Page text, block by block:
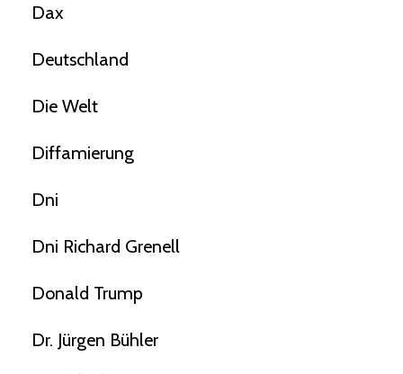
Dax
Deutschland
Die Welt
Diffamierung
Dni
Dni Richard Grenell
Donald Trump
Dr. Jürgen Bühler